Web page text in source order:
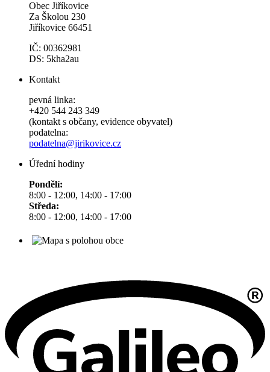
Obec Jiříkovice
Za Školou 230
Jiříkovice 66451
IČ: 00362981
DS: 5kha2au
Kontakt
pevná linka:
+420 544 243 349
(kontakt s občany, evidence obyvatel)
podatelna:
podatelna@jirikovice.cz
Úřední hodiny
Pondělí:
8:00 - 12:00, 14:00 - 17:00
Středa:
8:00 - 12:00, 14:00 - 17:00